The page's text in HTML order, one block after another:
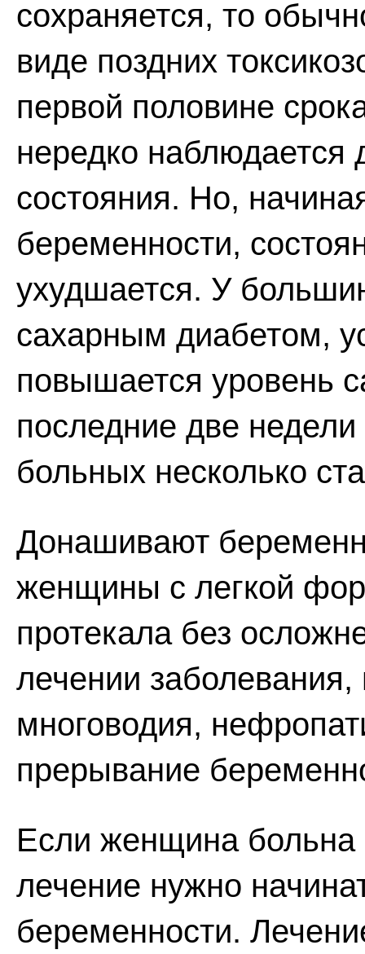
сохраняется, то
виде поздних
первой половине
нередко
состояния. Но,
беременности,
ухудшается. У
сахарным диабетом,
повышается уровень
последние две
больных несколько
Донашивают
женщины с легкой
протекала без
лечении заболевания,
многоводия,
прерывание
Если женщина
лечение нужно
беременности.